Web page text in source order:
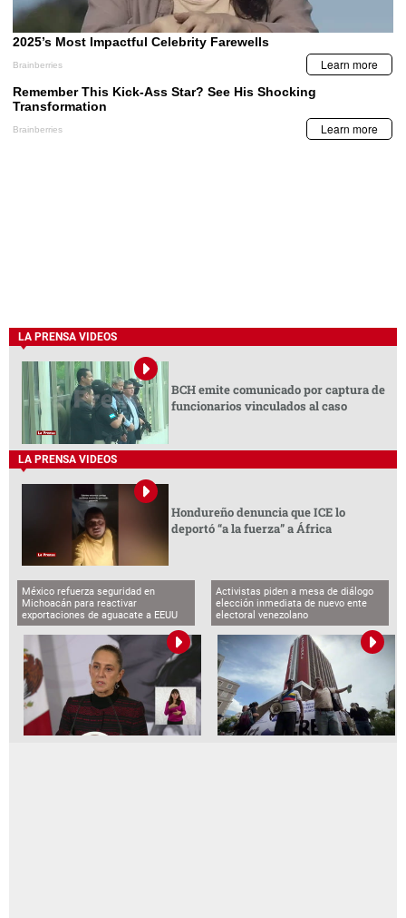
LA PRENSA VIDEOS
BCH emite comunicado por captura de
funcionarios vinculados al caso
LA PRENSA VIDEOS
Hondureño denuncia que ICE lo
deportó “a la fuerza” a África
México refuerza seguridad en
Michoacán para reactivar
exportaciones de aguacate a EEUU
Activistas piden a mesa de diálogo
elección inmediata de nuevo ente
electoral venezolano